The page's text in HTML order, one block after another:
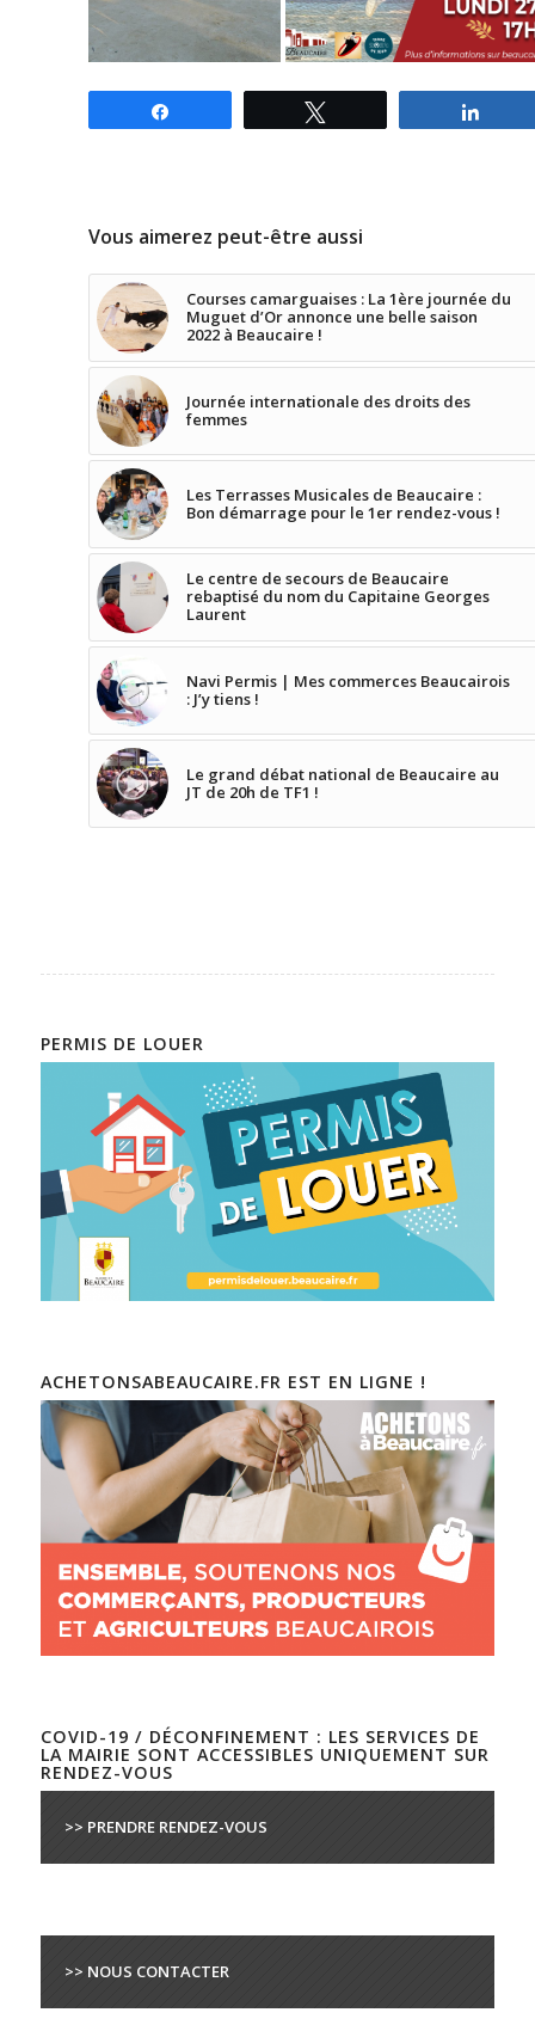
Vous aimerez peut-être aussi
Courses camarguaises : La 1ère journée du
Muguet d’Or annonce une belle saison
2022 à Beaucaire !
Journée internationale des droits des
femmes
Les Terrasses Musicales de Beaucaire :
Bon démarrage pour le 1er rendez-vous !
Le centre de secours de Beaucaire
rebaptisé du nom du Capitaine Georges
Laurent
Navi Permis | Mes commerces Beaucairois
: J’y tiens !
Le grand débat national de Beaucaire au
JT de 20h de TF1 !
PERMIS DE LOUER
ACHETONSABEAUCAIRE.FR EST EN LIGNE !
COVID-19 / DÉCONFINEMENT : LES SERVICES DE
LA MAIRIE SONT ACCESSIBLES UNIQUEMENT SUR
RENDEZ-VOUS
>> PRENDRE RENDEZ-VOUS
>> NOUS CONTACTER